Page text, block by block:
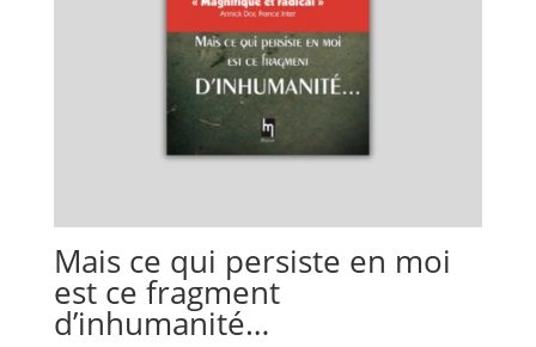
Mais ce qui persiste en moi
est ce fragment
d’inhumanité…